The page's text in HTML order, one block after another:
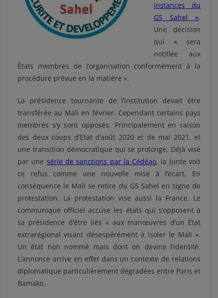
instances du
G5 Sahel ».
Une décision
qui « sera
notifiée aux
États membres de l’organisation conformément à la
procédure prévue en la matière ».
La présidence tournante de l’institution devait être
transférée au Mali en février. Cependant certains pays
membres s’y sont opposés. Principalement en raison
des deux coups d’Etat d’août 2020 et de mai 2021, et
une transition démocratique qui se prolonge. Déjà visé
par une série de sanctions par la Cédéao, la junte voit
ce refus comme une nouvelle mise à l’écart. En
conséquence le Mali se retire du G5 Sahel en signe de
protestation. La protestation vise aussi la France. Le
communiqué officiel accuse les états qui s’opposent à
sa présidence d’être liés « aux manœuvres d’un État
extrarégional visant désespérément à isoler le Mali ».
Un état non nommé mais dont on devine l’identité.
L’annonce arrive en effet dans un contexte de relations
diplomatique particulièrement dégradées entre Paris et
Bamako.